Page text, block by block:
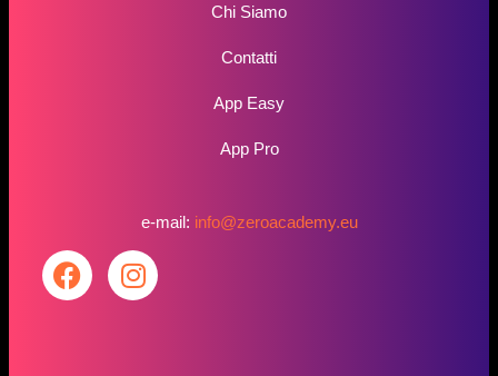
Chi Siamo
Contatti
App Easy
App Pro
e-mail: info@zeroacademy.eu